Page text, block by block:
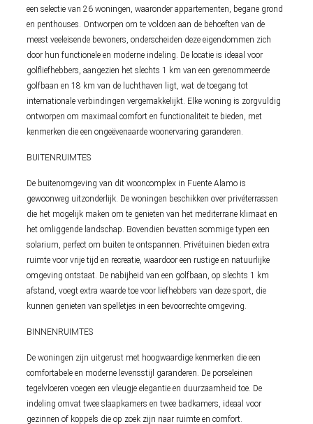
een selectie van 26 woningen, waaronder appartementen, begane grond
en penthouses. Ontworpen om te voldoen aan de behoeften van de
meest veeleisende bewoners, onderscheiden deze eigendommen zich
door hun functionele en moderne indeling. De locatie is ideaal voor
golfliefhebbers, aangezien het slechts 1 km van een gerenommeerde
golfbaan en 18 km van de luchthaven ligt, wat de toegang tot
internationale verbindingen vergemakkelijkt. Elke woning is zorgvuldig
ontworpen om maximaal comfort en functionaliteit te bieden, met
kenmerken die een ongeëvenaarde woonervaring garanderen.
BUITENRUIMTES
De buitenomgeving van dit wooncomplex in Fuente Alamo is
gewoonweg uitzonderlijk. De woningen beschikken over privéterrassen
die het mogelijk maken om te genieten van het mediterrane klimaat en
het omliggende landschap. Bovendien bevatten sommige typen een
solarium, perfect om buiten te ontspannen. Privétuinen bieden extra
ruimte voor vrije tijd en recreatie, waardoor een rustige en natuurlijke
omgeving ontstaat. De nabijheid van een golfbaan, op slechts 1 km
afstand, voegt extra waarde toe voor liefhebbers van deze sport, die
kunnen genieten van spelletjes in een bevoorrechte omgeving.
BINNENRUIMTES
De woningen zijn uitgerust met hoogwaardige kenmerken die een
comfortabele en moderne levensstijl garanderen. De porseleinen
tegelvloeren voegen een vleugje elegantie en duurzaamheid toe. De
indeling omvat twee slaapkamers en twee badkamers, ideaal voor
gezinnen of koppels die op zoek zijn naar ruimte en comfort.